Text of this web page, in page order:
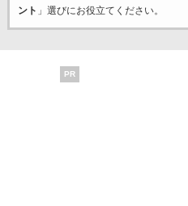
ント 」選びにお役立てください。
PR